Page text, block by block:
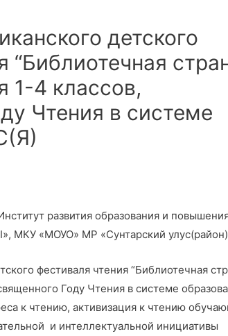
детского
“Библиотечная
1-4 классов,
Чтения в системе
развития образования и
МКУ «МОУО» МР «Сунтарский
фестиваля чтения “Библиотечная
Году Чтения в системе
к чтению, активизация к чтению
и интеллектуальной инициативы